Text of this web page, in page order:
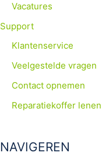
Vacatures
Support
Klantenservice
Veelgestelde vragen
Contact opnemen
Reparatiekoffer lenen
NAVIGEREN